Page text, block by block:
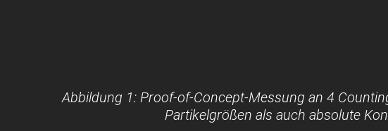
Abbildung 1: Proof-of-Concept-Messung an 4
Partikelgrößen als auch absolute